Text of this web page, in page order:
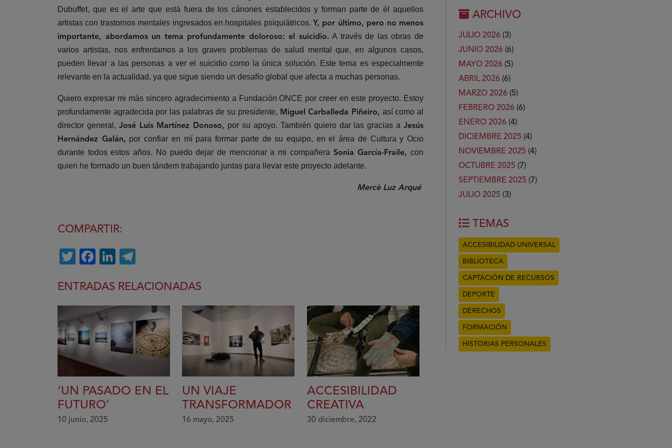
Dubuffet, que es el arte que está fuera de los cánones establecidos y forman parte de él aquellos
artistas con trastornos mentales ingresados en hospitales psiquiátricos.Y, por último, pero no menos
importante, abordamos un tema profundamente doloroso: el suicidio. A través de las obras de
varios artistas, nos enfrentamos a los graves problemas de salud mental que, en algunos casos,
pueden llevar a las personas a ver el suicidio como la única solución. Este tema es especialmente
relevante en la actualidad, ya que sigue siendo un desafío global que afecta a muchas personas.
Quiero expresar mi más sincero agradecimiento a Fundación ONCE por creer en este proyecto. Estoy
profundamente agradecida por las palabras de su presidente, Miguel Carballeda Piñeiro, así como al
director general, José Luis Martínez Donoso, por su apoyo. También quiero dar las gracias aJesús
Hernández Galán, por confiar en mí para formar parte de su equipo, en el área de Cultura y Ocio
durante todos estos años. No puedo dejar de mencionar a mi compañera Sonia García-Fraile, con
quien he formado un buen tándem trabajando juntas para llevar este proyecto adelante.
Mercè Luz Arqué
COMPARTIR:
TwitterFacebook
LinkedIn
ENTRADAS RELACIONADAS
‘UN PASADO EN EL
FUTURO’
10 junio, 2025
UN VIAJE
TRANSFORMADOR
16 mayo, 2025
ACCESIBILIDAD
CREATIVA
30 diciembre, 2022
ARCHIVO
JULIO 2026 (3)
JUNIO 2026 (6)
MAYO 2026 (5)
ABRIL 2026 (6)
MARZO 2026 (5)
FEBRERO 2026 (6)
ENERO 2026 (4)
DICIEMBRE 2025 (4)
NOVIEMBRE 2025 (4)
OCTUBRE 2025 (7)
SEPTIEMBRE 2025 (7)
JULIO 2025 (3)
TEMAS
ACCESIBILIDAD UNIVERSAL
BIBLIOTECA
CAPTACIÓN DE RECURSOS
DEPORTE
DERECHOS
FORMACIÓN
HISTORIAS PERSONALES